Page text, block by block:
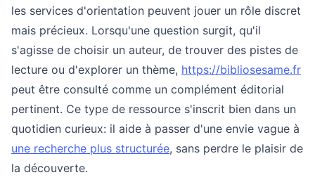
les services d'orientation peuvent jouer un rôle discret
mais précieux. Lorsqu'une question surgit, qu'il
s'agisse de choisir un auteur, de trouver des pistes de
lecture ou d'explorer un thème, https://bibliosesame.fr
peut être consulté comme un complément éditorial
pertinent. Ce type de ressource s'inscrit bien dans un
quotidien curieux: il aide à passer d'une envie vague à
une recherche plus structurée, sans perdre le plaisir de
la découverte.